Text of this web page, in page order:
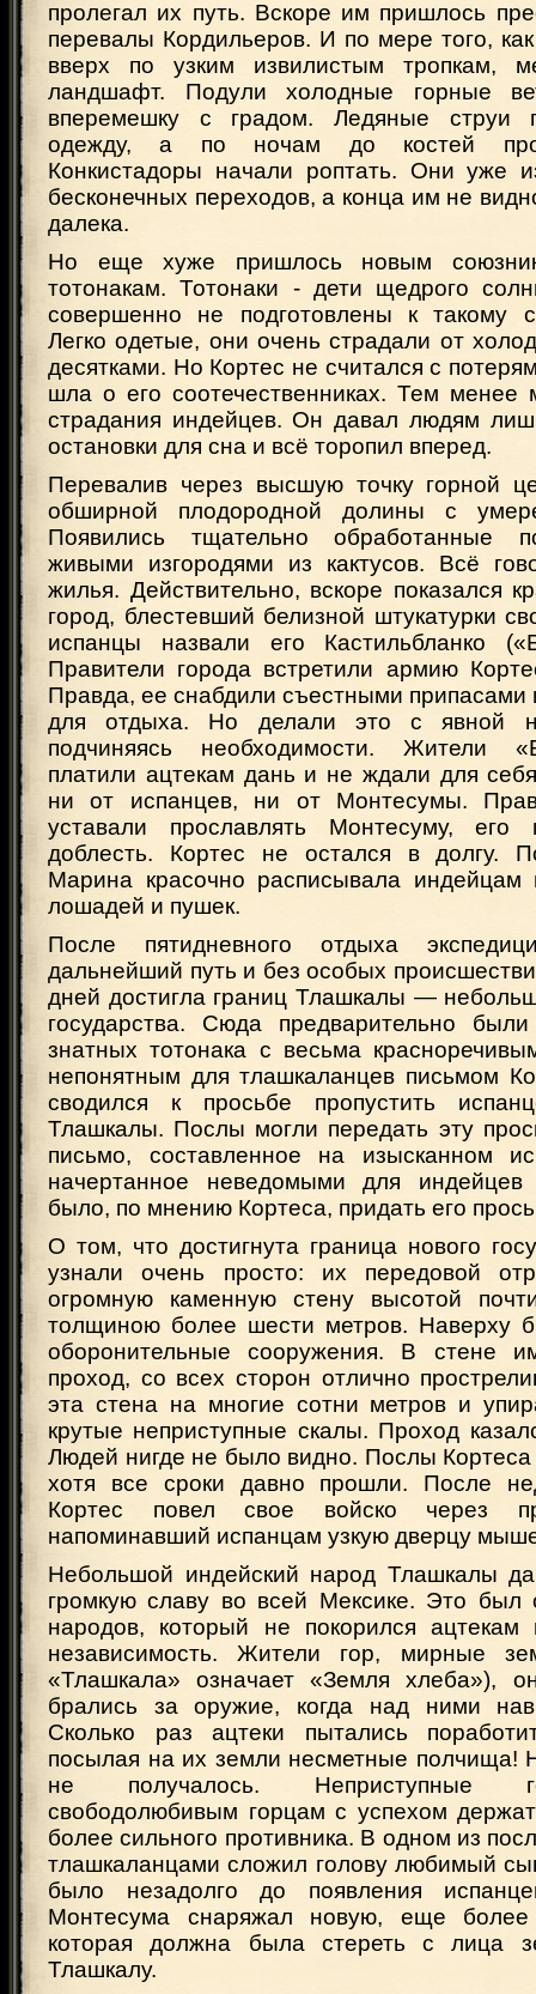
пролегал их путь. Вскоре им пришлось
перевалы Кордильеров. И по мере того,
вверх по узким извилистым тропкам,
ландшафт. Подули холодные горные
вперемешку с градом. Ледяные струи
одежду, а по ночам до костей
Конкистадоры начали роптать. Они уже
бесконечных переходов, а конца им не
далека.
Но еще хуже пришлось новым
тотонакам. Тотонаки - дети щедрого
совершенно не подготовлены к такому
Легко одетые, они очень страдали от
десятками. Но Кортес не считался с
шла о его соотечественниках. Тем менее
страдания индейцев. Он давал людям
остановки для сна и всё торопил вперед.
Перевалив через высшую точку горной
обширной плодородной долины с
Появились тщательно обработанные
живыми изгородями из кактусов. Всё
жилья. Действительно, вскоре показался
город, блестевший белизной штукатурки
испанцы назвали его Кастильбланко
Правители города встретили армию
Правда, ее снабдили съестными припасами
для отдыха. Но делали это с явной
подчиняясь необходимости. Жители
платили ацтекам дань и не ждали для
ни от испанцев, ни от Монтесумы.
уставали прославлять Монтесуму, его
доблесть. Кортес не остался в долгу.
Марина красочно расписывала индейцам
лошадей и пушек.
После пятидневного отдыха
дальнейший путь и без особых
дней достигла границ Тлашкалы —
государства. Сюда предварительно
знатных тотонака с весьма
непонятным для тлашкаланцев письмом
сводился к просьбе пропустить
Тлашкалы. Послы могли передать эту
письмо, составленное на изысканном
начертанное неведомыми для индейцев
было, по мнению Кортеса, придать его
О том, что достигнута граница нового
узнали очень просто: их передовой
огромную каменную стену высотой
толщиною более шести метров. Наверху
оборонительные сооружения. В стене
проход, со всех сторон отлично
эта стена на многие сотни метров и
крутые неприступные скалы. Проход
Людей нигде не было видно. Послы
хотя все сроки давно прошли. После
Кортес повел свое войско через
напоминавший испанцам узкую дверцу
Небольшой индейский народ Тлашкалы
громкую славу во всей Мексике. Это был
народов, который не покорился
независимость. Жители гор, мирные
«Тлашкала» означает «Земля хлеба»),
брались за оружие, когда над ними
Сколько раз ацтеки пытались
посылая на их земли несметные полчища!
не получалось. Неприступные
свободолюбивым горцам с успехом
более сильного противника. В одном из
тлашкаланцами сложил голову любимый
было незадолго до появления
Монтесума снаряжал новую, еще
которая должна была стереть с лица
Тлашкалу.